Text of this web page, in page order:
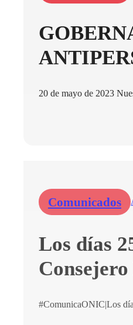
20 de mayo de 2023
Comunicados
Los días
#ComunicaONIC|Los